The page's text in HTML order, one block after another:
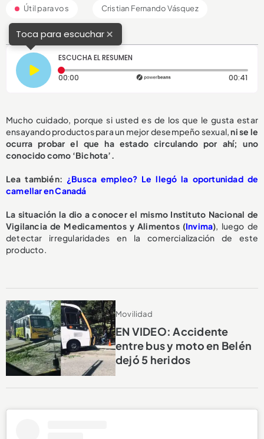
Útil para vos Cristian Fernando Vásquez
Toca para escuchar×
ESCUCHA EL RESUMEN
00:00 Tiempo transcurrido: 0 segundos 00:41
Mucho cuidado, porque si usted es de los que le gusta estar
ensayando productos para un mejor desempeño sexual,ni se le
ocurra probar el que ha estado circulando por ahí; uno
conocido como ‘Bichota’.
Lea también: ¿Busca empleo? Le llegó la oportunidad de
camellar en Canadá
La situación la dio a conocer el mismo Instituto Nacional de
Vigilancia de Medicamentos y Alimentos (Invima), luego de
detectar irregularidades en la comercialización de este
producto.
Movilidad
EN VIDEO: Accidente
entre bus y moto en Belén
dejó 5 heridos